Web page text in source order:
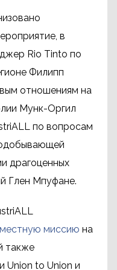
в
Rio Tinto по
Филипп
отношениям на
Мунк-Оргил
по вопросам
драгоценных
Глен Мпуфане.
миссию на
также
Union to Union и